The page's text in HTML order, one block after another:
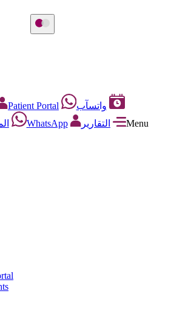
Patient Portal
واتسآب
WhatsApp التقارير
Menu